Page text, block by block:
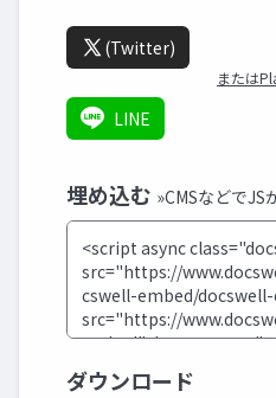
(Twitter)
または
LINE
埋め込む »CMSなどでJS
ダウンロード